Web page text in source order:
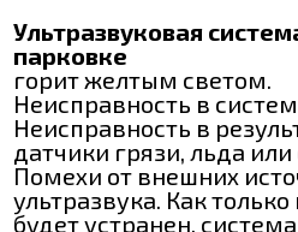
Ультразвуковая
парковке
горит желтым светом.
Неисправность в
Неисправность в
датчики грязи, льда или
Помехи от внешних
ультразвука. Как
будет устранен,